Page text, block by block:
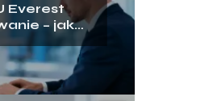
Everest
– jak
dostęp do